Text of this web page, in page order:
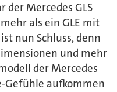
der Mercedes GLS
als ein GLE mit
nun Schluss, denn
und mehr
der Mercedes
Gefühle aufkommen